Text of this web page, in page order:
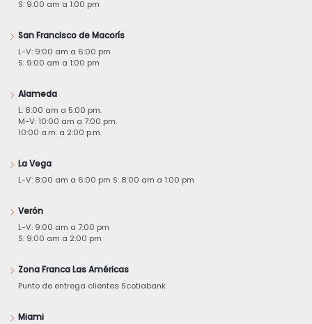
S: 9:00 am a 1:00 pm
San Francisco de Macorís
L-V: 9:00 am a 6:00 pm
S: 9:00 am a 1:00 pm
Alameda
L: 8:00 am a 5:00 pm.
M-V: 10:00 am a 7:00 pm.
10:00 a.m. a 2:00 p.m.
La Vega
L-V: 8:00 am a 6:00 pm S: 8:00 am a 1:00 pm
Verón
L-V: 9:00 am a 7:00 pm
S: 9:00 am a 2:00 pm
Zona Franca Las Américas
Punto de entrega clientes Scotiabank
Miami